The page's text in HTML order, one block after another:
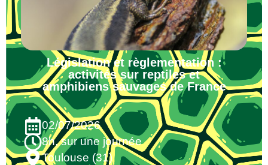
Législation et règlementation :
activités sur reptiles et
amphibiens sauvages de France
02/07/2026
8h, sur une journée
Toulouse (31)